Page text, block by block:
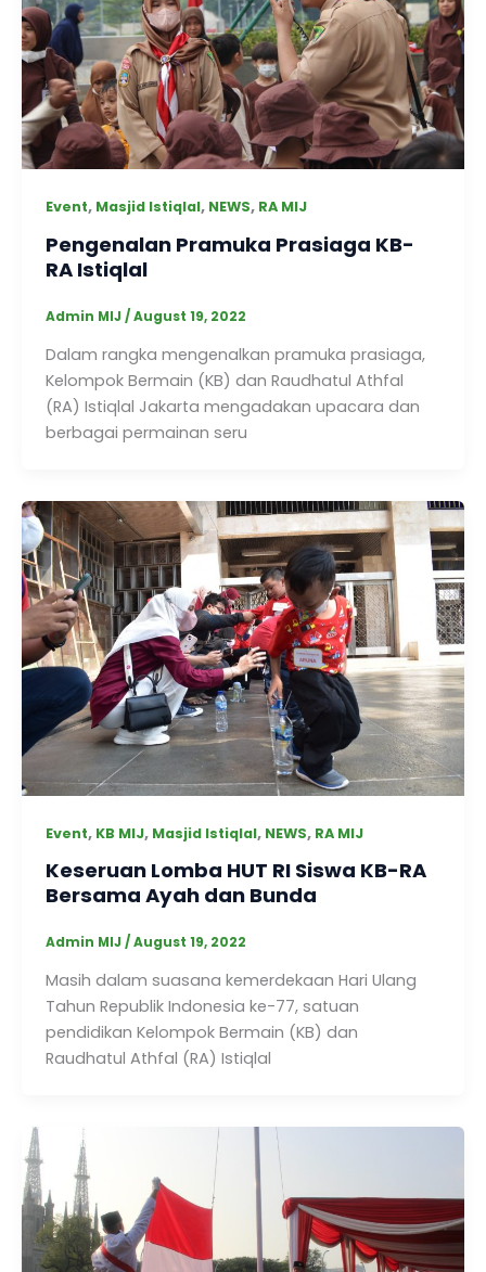
Event, Masjid Istiqlal, NEWS, RA MIJ
Pengenalan Pramuka Prasiaga KB-
RA Istiqlal
Admin MIJ /August 19, 2022
Dalam rangka mengenalkan pramuka prasiaga,
Kelompok Bermain (KB) dan Raudhatul Athfal
(RA) Istiqlal Jakarta mengadakan upacara dan
berbagai permainan seru
Event, KB MIJ, Masjid Istiqlal, NEWS, RA MIJ
Keseruan Lomba HUT RI Siswa KB-RA
Bersama Ayah dan Bunda
Admin MIJ /August 19, 2022
Masih dalam suasana kemerdekaan Hari Ulang
Tahun Republik Indonesia ke-77, satuan
pendidikan Kelompok Bermain (KB) dan
Raudhatul Athfal (RA) Istiqlal